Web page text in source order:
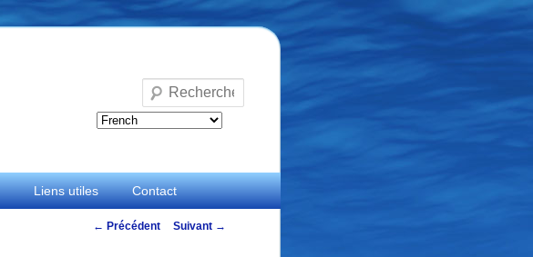
Liens utiles Contact
Navigation
← Précédent Suivant →